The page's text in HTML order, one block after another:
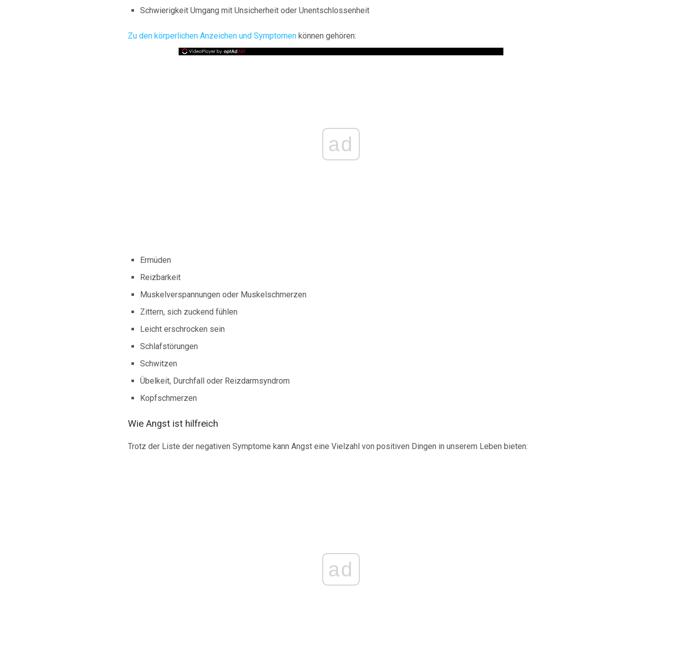
Schwierigkeit Umgang mit Unsicherheit oder Unentschlossenheit
Zu den körperlichen Anzeichen und Symptomen können gehören:
ad
Ermüden
Reizbarkeit
Muskelverspannungen oder Muskelschmerzen
Zittern, sich zuckend fühlen
Leicht erschrocken sein
Schlafstörungen
Schwitzen
Übelkeit, Durchfall oder Reizdarmsyndrom
Kopfschmerzen
Wie Angst ist hilfreich
Trotz der Liste der negativen Symptome kann Angst eine Vielzahl von positiven Dingen in unserem Leben bieten:
ad